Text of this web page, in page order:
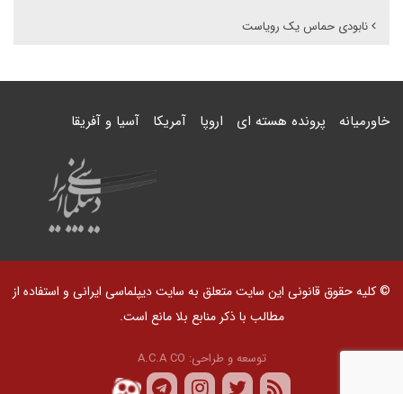
نابودی حماس یک رویاست
خاورمیانه پرونده هسته ای اروپا آمریکا آسیا و آفریقا
© کلیه حقوق قانونی این سایت متعلق به سایت دیپلماسی ایرانی و استفاده از
مطالب با ذکر منابع بلا مانع است.
توسعه و طراحی: A.C.A CO